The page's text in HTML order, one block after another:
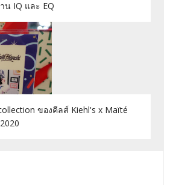
น IQ และ EQ
ของคีลส์ Kiehl's x Maïté